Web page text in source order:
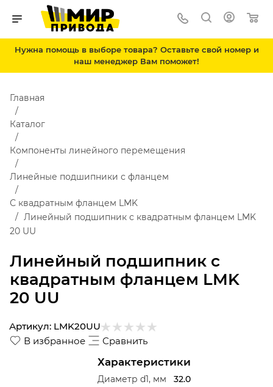
Нужна помощь в выборе товара? Оставьте свой номер и
наш менеджер Вам поможет!
Линейный подшипник с
квадратным фланцем LMK
20 UU
Главная
Каталог
Компоненты линейного перемещения
Линейные подшипники с фланцем
С квадратным фланцем LMK
Линейный подшипник с квадратным фланцем LMK
20 UU
В избранное Сравнить
Артикул: LMK20UU
Характеристики
Диаметр d1, мм
32.0